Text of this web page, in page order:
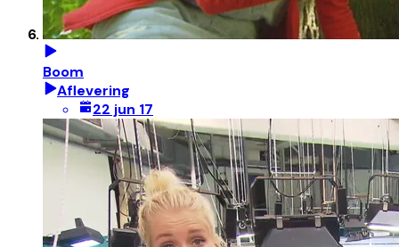
Boom
Aflevering
22 jun 17